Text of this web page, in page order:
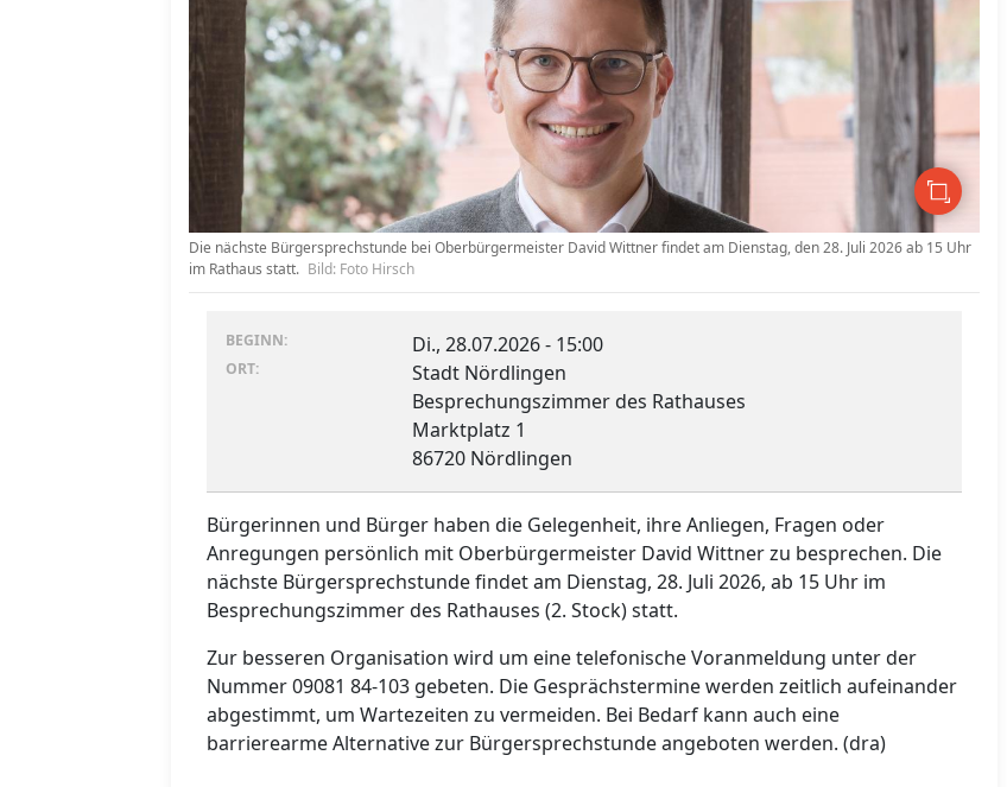
Die nächste Bürgersprechstunde bei Oberbürgermeister David Wittner findet am Dienstag, den 28. Juli 2026 ab 15 Uhr
im Rathaus statt. Bild: Foto Hirsch
BEGINN: Di., 28.07.2026 - 15:00
ORT:
Stadt Nördlingen
Besprechungszimmer des Rathauses
Marktplatz 1
86720 Nördlingen
Bürgerinnen und Bürger haben die Gelegenheit, ihre Anliegen, Fragen oder
Anregungen persönlich mit Oberbürgermeister David Wittner zu besprechen. Die
nächste Bürgersprechstunde findet am Dienstag, 28. Juli 2026, ab 15 Uhr im
Besprechungszimmer des Rathauses (2. Stock) statt.
Zur besseren Organisation wird um eine telefonische Voranmeldung unter der
Nummer 09081 84-103 gebeten. Die Gesprächstermine werden zeitlich aufeinander
abgestimmt, um Wartezeiten zu vermeiden. Bei Bedarf kann auch eine
barrierearme Alternative zur Bürgersprechstunde angeboten werden. (dra)